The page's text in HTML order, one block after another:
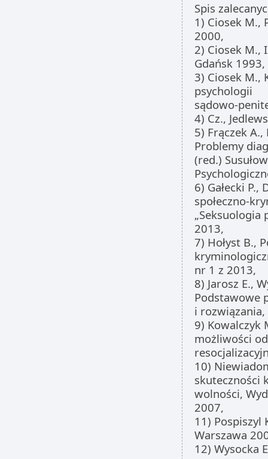
Spis
1) Ciosek M.,
2000,
2) Ciosek M.,
Gdańsk 1993,
3) Ciosek M.,
psychologii
sądowo-
4) Cz.,
5) Frączek
Problemy
(red.)
6) Gałecki
społeczno-
„Seksuologia
2013,
7) Hołyst B.,
nr 1 z 2013,
8) Jarosz E.,
Podstawowe
i
9) Kowalczyk
możliwości
10)
skuteczności
wolności,
2007,
11) Pospiszyl
Warszawa
12) Wysocka